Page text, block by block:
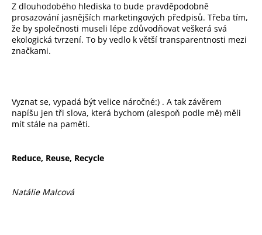
Z dlouhodobého hlediska to bude pravděpodobně
prosazování jasnějších marketingových předpisů. Třeba tím,
že by společnosti museli lépe zdůvodňovat veškerá svá
ekologická tvrzení. To by vedlo k větší transparentnosti mezi
značkami.
Vyznat se, vypadá být velice náročné:) . A tak závěrem
napíšu jen tři slova, která bychom (alespoň podle mě) měli
mít stále na paměti.
Reduce, Reuse, Recycle
Natálie Malcová